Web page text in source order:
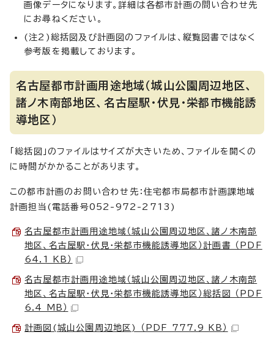
画像データになります。詳細は各都市計画の問い合わせ先
にお尋ねください。
(注2)総括図及び計画図のファイルは、縦覧図書ではなく
参考版を掲載しております。
名古屋都市計画用途地域（城山公園周辺地区、
諸ノ木南部地区、名古屋駅・伏見・栄都市機能誘
導地区）
「総括図」のファイルはサイズが大きいため、ファイルを開くの
に時間がかかることがあります。
この都市計画のお問い合わせ先：住宅都市局都市計画課地域
計画担当(電話番号052-972-2713)
名古屋都市計画用途地域（城山公園周辺地区、諸ノ木南部
地区、名古屋駅・伏見・栄都市機能誘導地区）計画書 （PDF
64.1 KB）
名古屋都市計画用途地域（城山公園周辺地区、諸ノ木南部
地区、名古屋駅・伏見・栄都市機能誘導地区）総括図 （PDF
6.4 MB）
計画図(城山公園周辺地区) （PDF 777.9 KB）